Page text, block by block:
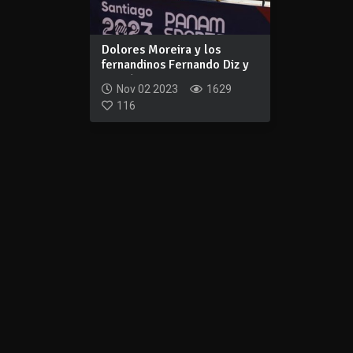
Dolores Moreira y los
fernandinos Fernando Diz y
Hernán Umpi...
Nov 02 2023
1629
116